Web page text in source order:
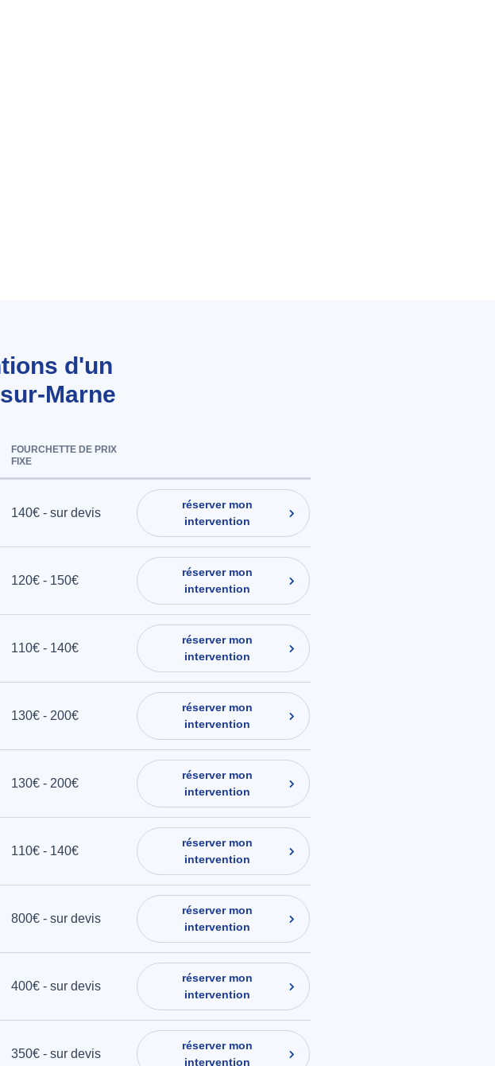
d'un
Marne
FOURCHETTE DE PRIX
FIXE
140€ - sur devis
réserver mon
intervention
120€ - 150€
réserver mon
intervention
110€ - 140€
réserver mon
intervention
130€ - 200€
réserver mon
intervention
130€ - 200€
réserver mon
intervention
110€ - 140€
réserver mon
intervention
800€ - sur devis
réserver mon
intervention
400€ - sur devis
réserver mon
intervention
350€ - sur devis
réserver mon
intervention